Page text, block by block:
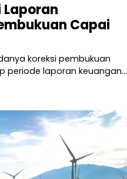
Laporan
Capai
koreksi pembukuan
periode laporan keuangan…